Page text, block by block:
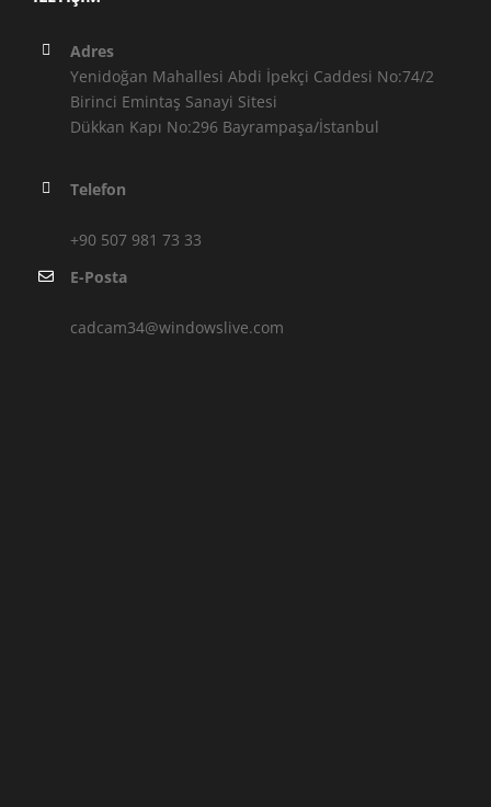
Adres
Yenidoğan Mahallesi Abdi İpekçi Caddesi No:74/2
Birinci Emintaş Sanayi Sitesi
Dükkan Kapı No:296 Bayrampaşa/İstanbul
Telefon
+90 507 981 73 33
E-Posta
cadcam34@windowslive.com